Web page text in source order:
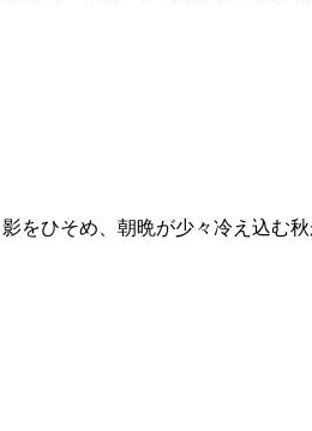
ひそめ、朝晩が少々冷え込む